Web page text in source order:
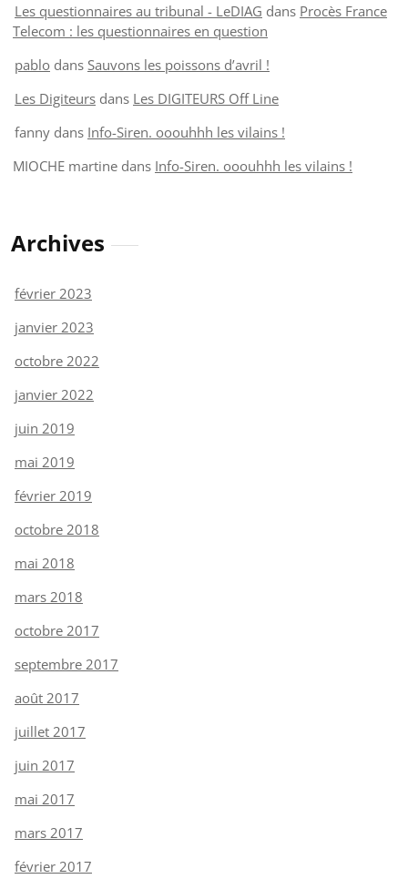
Les questionnaires au tribunal - LeDIAG dans Procès France
Telecom : les questionnaires en question
pablo dans Sauvons les poissons d’avril !
Les Digiteurs dans Les DIGITEURS Off Line
fanny dans Info-Siren. ooouhhh les vilains !
MIOCHE martine dans Info-Siren. ooouhhh les vilains !
Archives
février 2023
janvier 2023
octobre 2022
janvier 2022
juin 2019
mai 2019
février 2019
octobre 2018
mai 2018
mars 2018
octobre 2017
septembre 2017
août 2017
juillet 2017
juin 2017
mai 2017
mars 2017
février 2017